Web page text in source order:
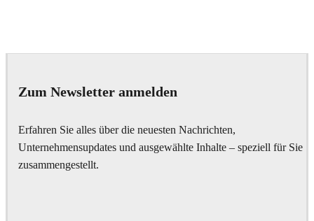
Zum Newsletter anmelden
Erfahren Sie alles über die neuesten Nachrichten,
Unternehmensupdates und ausgewählte Inhalte – speziell für Sie
zusammengestellt.